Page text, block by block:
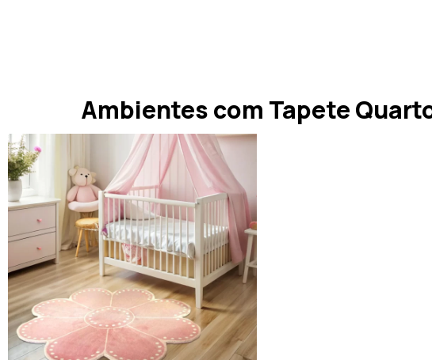
Ambientes com Tapete